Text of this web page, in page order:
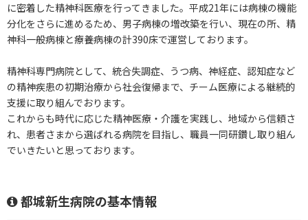
に密着した精神科医療を行ってきました。平成21年には病棟の機能
分化をさらに進めるため、男子病棟の増改築を行い、現在の所、精
神科一般病棟と療養病棟の計390床で運営しております。
精神科専門病院として、統合失調症、うつ病、神経症、認知症など
の精神疾患の初期治療から社会復帰まで、チーム医療による継続的
支援に取り組んでおります。
これからも時代に応じた精神医療・介護を実践し、地域から信頼さ
れ、患者さまから選ばれる病院を目指し、職員一同研鑽し取り組ん
でいきたいと思っております。
都城新生病院の基本情報